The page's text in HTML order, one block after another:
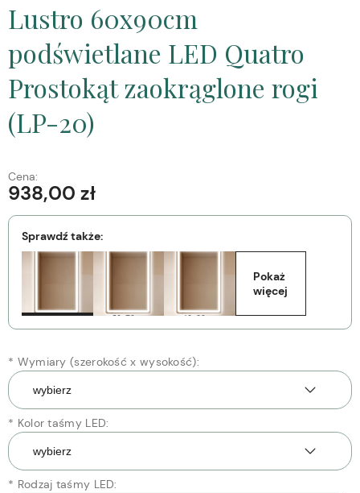
Lustro 60x90cm
podświetlane LED Quatro
Prostokąt zaokrąglone rogi
(LP-20)
Cena:
938,00 zł
Sprawdź także:
Pokaż
więcej
* Wymiary (szerokość x wysokość):
* Kolor taśmy LED:
* Rodzaj taśmy LED: